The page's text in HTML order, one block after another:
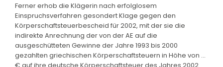
Ferner erhob die Klägerin nach erfolglosem
Einspruchsverfahren gesondert Klage gegen den
Körperschaftsteuerbescheid für 2002, mit der sie die
indirekte Anrechnung der von der AE auf die
ausgeschütteten Gewinne der Jahre 1993 bis 2000
gezahlten griechischen Körperschaftsteuern in Höhe von ...